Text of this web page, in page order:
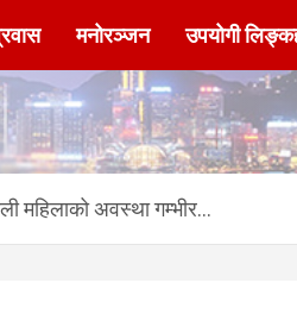
पहिलो
मनोरञ्जन उपयोगी
महिलाको अवस्था गम्भीर…